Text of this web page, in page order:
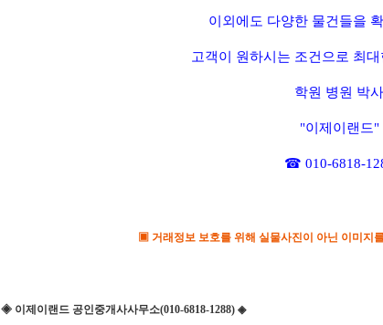
이외에도 다양한 물건들을
고객이 원하시는 조건으로 최
학원 병원 박사
"이제이랜드"
☎ 010-6818-
▣ 거래정보 보호를 위해 실물사진이 아닌 이미지
◈ 이제이랜드 공인중개사사무소(010-6818-1288) ◈